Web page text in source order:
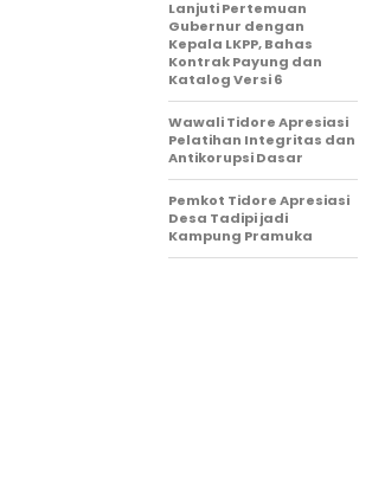
Lanjuti Pertemuan
Gubernur dengan
Kepala LKPP, Bahas
Kontrak Payung dan
Katalog Versi 6
Wawali Tidore Apresiasi
Pelatihan Integritas dan
Antikorupsi Dasar
Pemkot Tidore Apresiasi
Desa Tadipi jadi
Kampung Pramuka